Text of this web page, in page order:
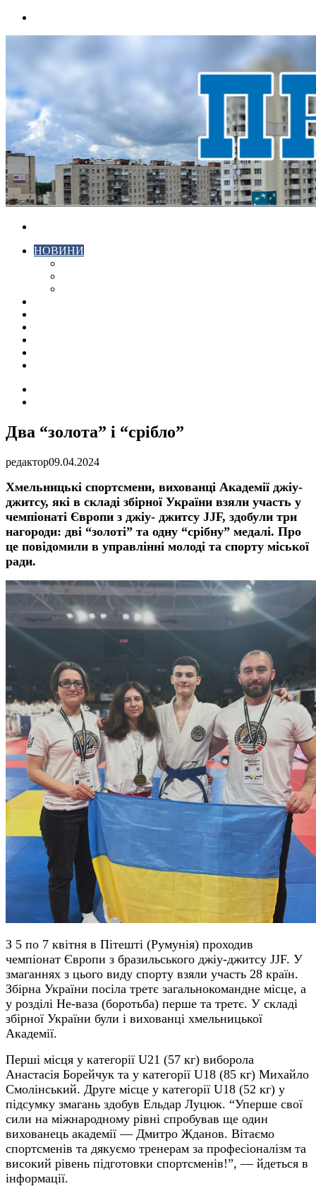
НОВИНИ
Два “золота” і “срібло”
редактор09.04.2024
Хмельницькі спортсмени, вихованці Академії джіу-
джитсу, які в складі збірної України взяли участь у
чемпіонаті Європи з джіу- джитсу JJF, здобули три
нагороди: дві “золоті” та одну “срібну” медалі. Про
це повідомили в управлінні молоді та спорту міської
ради.
З 5 по 7 квітня в Пітешті (Румунія) проходив
чемпіонат Європи з бразильського джіу-джитсу JJF. У
змаганнях з цього виду спорту взяли участь 28 країн.
Збірна України посіла третє загальнокомандне місце, а
у розділі Не-ваза (боротьба) перше та третє. У складі
збірної України були і вихованці хмельницької
Академії.
Перші місця у категорії U21 (57 кг) виборола
Анастасія Борейчук та у категорії U18 (85 кг) Михайло
Смолінський. Друге місце у категорії U18 (52 кг) у
підсумку змагань здобув Ельдар Луцюк. “Уперше свої
сили на міжнародному рівні спробував ще один
вихованець академії — Дмитро Жданов. Вітаємо
спортсменів та дякуємо тренерам за професіоналізм та
високий рівень підготовки спортсменів!”, — йдеться в
інформації.